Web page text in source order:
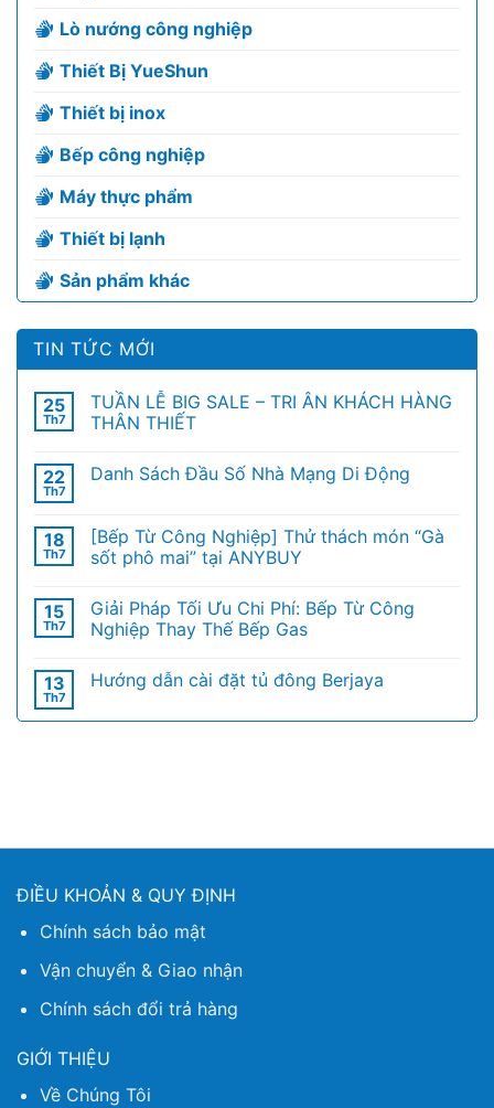
Lò nướng công nghiệp
Thiết Bị YueShun
Thiết bị inox
Bếp công nghiệp
Máy thực phẩm
Thiết bị lạnh
Sản phẩm khác
TIN TỨC MỚI
25
Th7
TUẦN LỄ BIG SALE – TRI ÂN KHÁCH HÀNG
THÂN THIẾT
22
Th7
Danh Sách Đầu Số Nhà Mạng Di Động
18
Th7
[Bếp Từ Công Nghiệp] Thử thách món “Gà
sốt phô mai” tại ANYBUY
15
Th7
Giải Pháp Tối Ưu Chi Phí: Bếp Từ Công
Nghiệp Thay Thế Bếp Gas
13
Th7
Hướng dẫn cài đặt tủ đông Berjaya
ĐIỀU KHOẢN & QUY ĐỊNH
Chính sách bảo mật
Vận chuyển & Giao nhận
Chính sách đổi trả hàng
GIỚI THIỆU
Về Chúng Tôi